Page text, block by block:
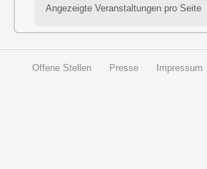
Angezeigte Veranstaltungen pro Seite
Offene Stellen Presse Impressum